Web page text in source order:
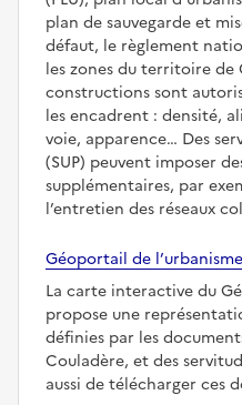
plan de sauvegarde et
défaut, le règlement
les zones du territoire de
constructions sont
les encadrent : densité,
voie, apparence… Des
(SUP) peuvent imposer
supplémentaires, par
l’entretien des réseaux
Géoportail de
La carte interactive du
propose une
définies par les
Couladère, et des
aussi de télécharger ces